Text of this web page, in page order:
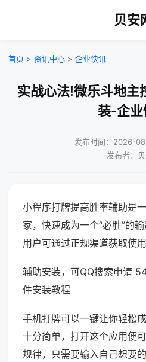
贝安
首页 > 资讯中心 > 企业快讯
实战心法!微乐斗地主
装-企业
发布时间：2026-
发布者：
小程序打牌提高胜率辅助是
家，快速成为一个“必胜”的
用户可通过正规渠道获取使用
辅助安装，可QQ搜索申请
件安装教程
手机打牌可以一键让你轻松
十分简单，打开这个应用便
规律，只需要输入自己想要